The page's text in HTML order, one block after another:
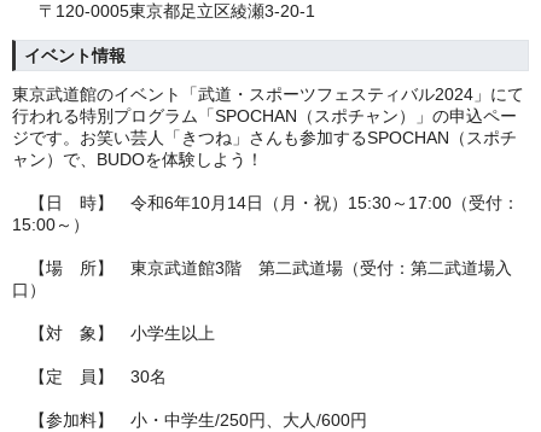
〒120-0005東京都足立区綾瀬3-20-1
イベント情報
東京武道館のイベント「武道・スポーツフェスティバル2024」にて
行われる特別プログラム「SPOCHAN（スポチャン）」の申込ペー
ジです。お笑い芸人「きつね」さんも参加するSPOCHAN（スポチ
ャン）で、BUDOを体験しよう！
【日 時】 令和6年10月14日（月・祝）15:30～17:00（受付：
15:00～）
【場 所】 東京武道館3階 第二武道場（受付：第二武道場入
口）
【対 象】 小学生以上
【定 員】 30名
【参加料】 小・中学生/250円、大人/600円